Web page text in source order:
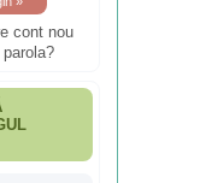
cont nou